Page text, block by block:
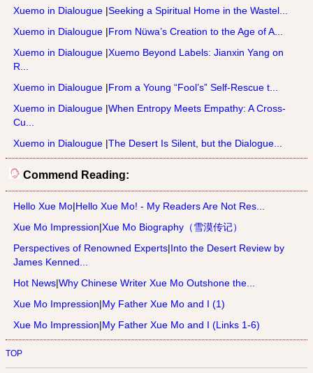
Xuemo in Dialougue |Seeking a Spiritual Home in the Wastel...
Xuemo in Dialougue |From Nüwa’s Creation to the Age of A...
Xuemo in Dialougue |Xuemo Beyond Labels: Jianxin Yang on
R...
Xuemo in Dialougue |From a Young “Fool’s” Self-Rescue t...
Xuemo in Dialougue |When Entropy Meets Empathy: A Cross-
Cu...
Xuemo in Dialougue |The Desert Is Silent, but the Dialogue...
Commend Reading:
Hello Xue Mo|Hello Xue Mo! - My Readers Are Not Res...
Xue Mo Impression|Xue Mo Biography（雪漠传记）
Perspectives of Renowned Experts|Into the Desert Review by
James Kenned...
Hot News|Why Chinese Writer Xue Mo Outshone the...
Xue Mo Impression|My Father Xue Mo and I (1)
Xue Mo Impression|My Father Xue Mo and I (Links 1-6)
TOP